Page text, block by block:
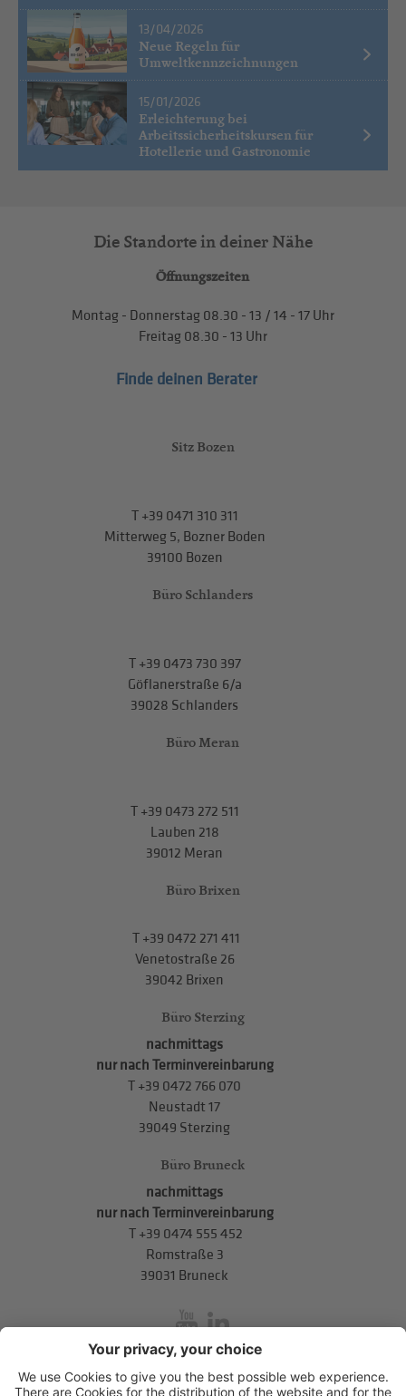
13/04/2026
Neue Regeln für
Umweltkennzeichnungen
15/01/2026
Erleichterung bei
Arbeitssicherheitskursen für
Hotellerie und Gastronomie
Die Standorte in deiner Nähe
Öffnungszeiten
Montag - Donnerstag 08.30 - 13 / 14 - 17 Uhr
Freitag 08.30 - 13 Uhr
Finde deinen Berater
Sitz Bozen
T+39 0471 310 311
Mitterweg 5, Bozner Boden
39100 Bozen
Büro Schlanders
T+39 0473 730 397
Göflanerstraße 6/a
39028 Schlanders
Büro Meran
T+39 0473 272 511
Lauben 218
39012 Meran
Büro Brixen
T+39 0472 271 411
Venetostraße 26
39042 Brixen
Büro Sterzing
nachmittags
nur nach Terminvereinbarung
T +39 0472 766 070
Neustadt 17
39049 Sterzing
Büro Bruneck
nachmittags
nur nach Terminvereinbarung
T +39 0474 555 452
Romstraße 3
39031 Bruneck
inService
Mitterweg 5, Bozner Boden,I-39100Bozen.T+39 0471 310